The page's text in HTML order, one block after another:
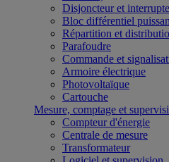
Disjoncteur et
Bloc différentiel
Répartition et
Parafoudre
Commande et
Armoire électrique
Photovoltaïque
Cartouche
Mesure, comptage et
Compteur d'énergie
Centrale de mesure
Transformateur